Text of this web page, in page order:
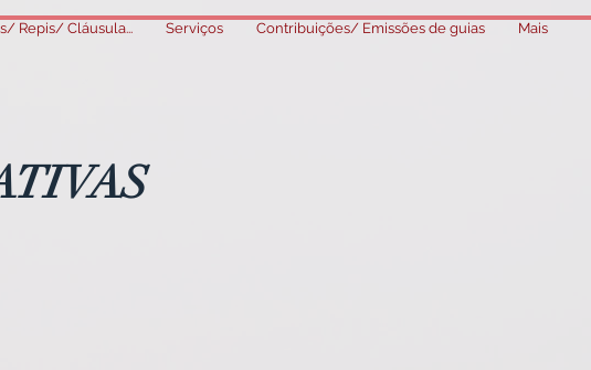
Repis/ Cláusula... Serviços Contribuições/ Emissões de guias Mais